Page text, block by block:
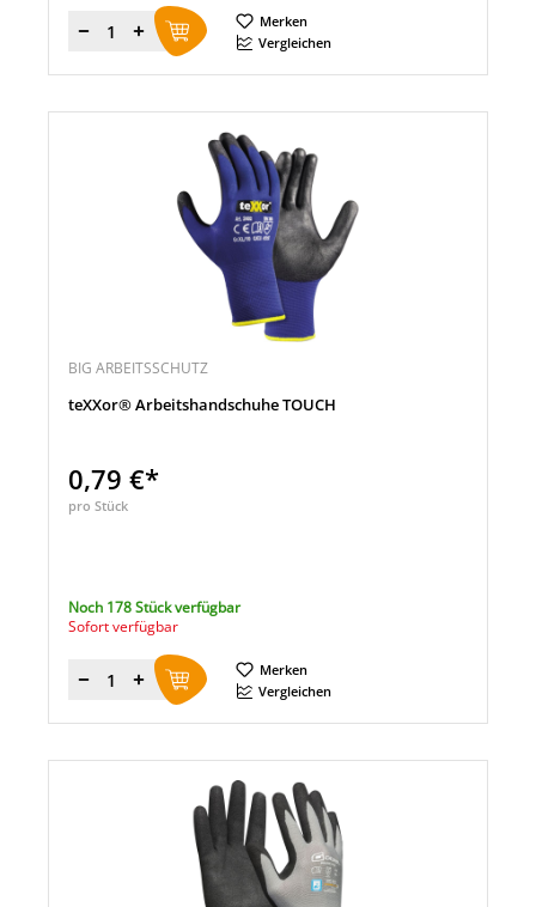
Menge
Merken
Vergleichen
BIG ARBEITSSCHUTZ
teXXor® Arbeitshandschuhe TOUCH
0,79 €*
pro Stück
Noch 178 Stück verfügbar
Sofort verfügbar
Menge
Merken
Vergleichen